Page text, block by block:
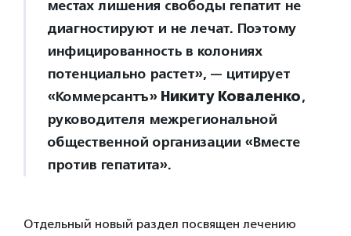
местах лишения свободы гепатит не
диагностируют и не лечат. Поэтому
инфицированность в колониях
потенциально растет», — цитирует
«Коммерсантъ» Никиту Коваленко,
руководителя межрегиональной
общественной организации «Вместе
против гепатита».
Отдельный новый раздел посвящен лечению